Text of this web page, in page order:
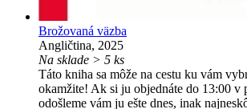
Brožovaná väzba
Angličtina, 2025
Na sklade > 5 ks
Táto kniha sa môže na cestu ku vám
okamžite! Ak si ju objednáte do 13:00 v
odošleme vám ju ešte dnes, inak